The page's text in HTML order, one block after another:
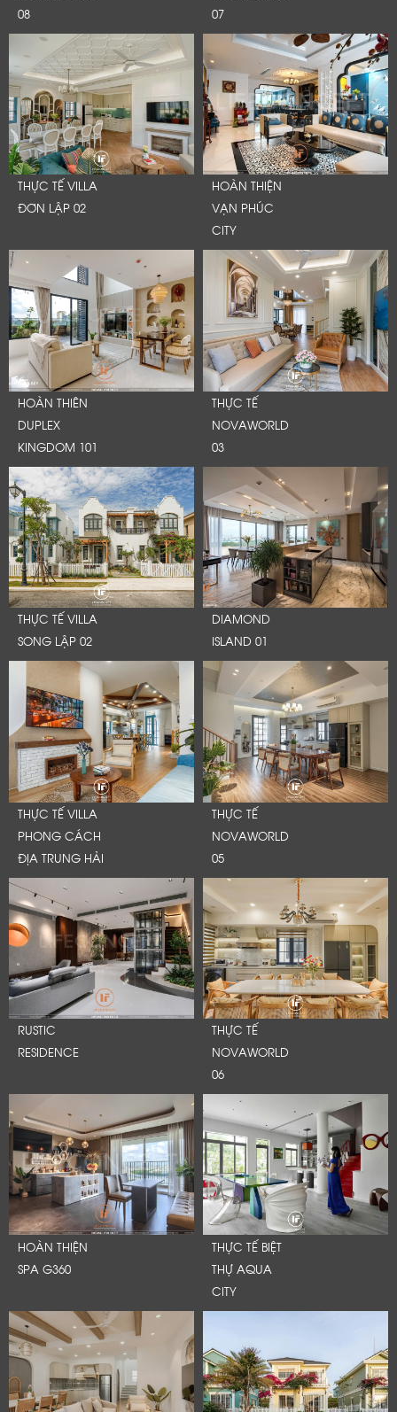
08
07
THỰC TẾ VILLA
ĐƠN LẬP 02
HOÀN THIỆN
VẠN PHÚC
CITY
HOÀN THIÊN
DUPLEX
KINGDOM 101
THỰC TẾ
NOVAWORLD
03
THỰC TẾ VILLA
SONG LẬP 02
DIAMOND
ISLAND 01
THỰC TẾ VILLA
PHONG CÁCH
ĐỊA TRUNG HẢI
THỰC TẾ
NOVAWORLD
05
RUSTIC
RESIDENCE
THỰC TẾ
NOVAWORLD
06
HOÀN THIỆN
SPA G360
THỰC TẾ BIỆT
THỰ AQUA
CITY